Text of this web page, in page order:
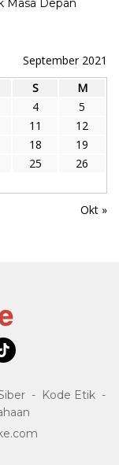
Masa Depan
September 2021
S
M
4
5
11
12
18
19
25
26
Okt »
Kode Etik